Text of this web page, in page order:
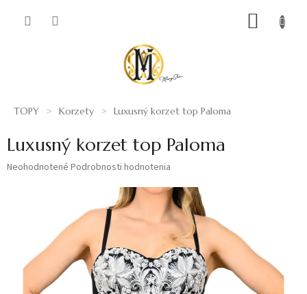
TOPY Korzety Luxusný korzet top Paloma
Luxusný korzet top Paloma
Priemerné
hviezdičiek.
Neohodnotené Podrobnosti hodnotenia